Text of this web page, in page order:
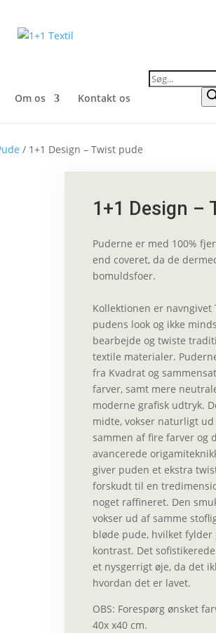
Om os Kontakt os
Products
search
/ 1+1 Design – Twist pude
1+1 Design –
Puderne er med 100%
end coveret, da de
bomuldsfoer.
Kollektionen er
pudens look og ikke
bearbejde og twiste
textile materialer.
fra Kvadrat og
farver, samt mere
moderne grafisk udtryk.
midte, vokser naturligt
sammen af fire farver og
avancerede
giver puden et ekstra
forskudt til en
noget raffineret. Den
vokser ud af samme
bløde pude, hvilket
kontrast. Det
et nysgerrigt øje, da det
hvordan det er lavet.
OBS: Forespørg ønsket
40x x40 cm.